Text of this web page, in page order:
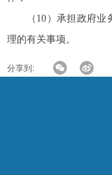
（10） 承担政府业
理的有关事项。
分享到: